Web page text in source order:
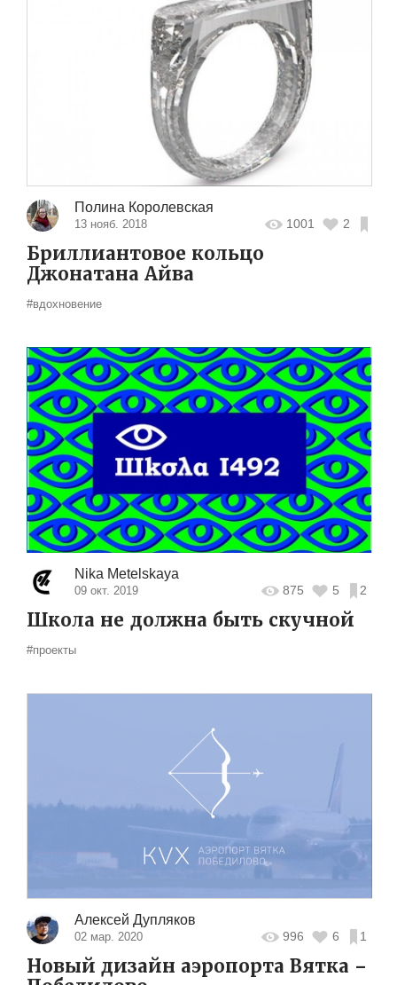
Полина Королевская
13 нояб. 2018 1001 2
Бриллиантовое кольцо
Джонатана Айва
#вдохновение
Nika Metelskaya
09 окт. 2019 875 5 2
Школа не должна быть скучной
#проекты
Алексей Дупляков
02 мар. 2020 996 6 1
Новый дизайн аэропорта Вятка –